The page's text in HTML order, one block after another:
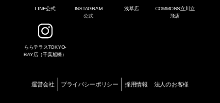
LINE公式
INSTAGRAM
公式
浅草店
COMMONS立川立
飛店
ららテラスTOKYO-
BAY店（千葉船橋）
運営会社 プライバシーポリシー 採用情報 法人のお客様